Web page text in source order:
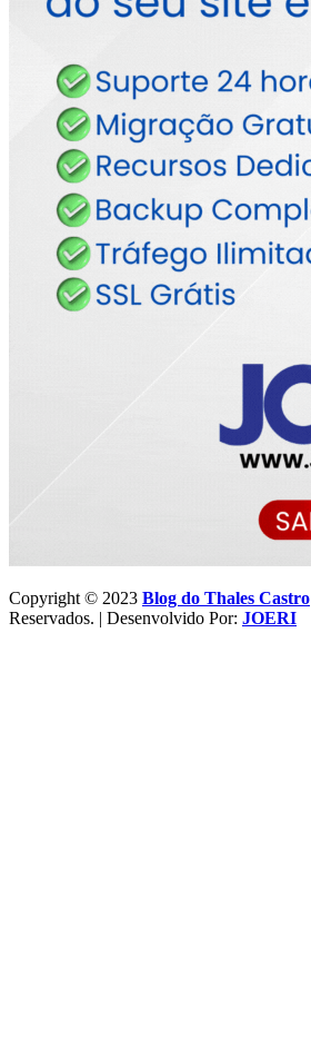
Copyright © 2023 Blog do Thales Castro
Reservados. | Desenvolvido Por: JOERI